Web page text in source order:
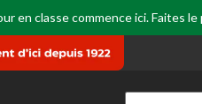
en classe commence ici. Faites